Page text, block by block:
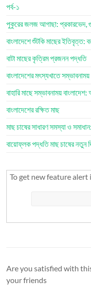
পর্ব-১
পুকুরের জলজ আগাছা:
বাংলাদেশে শুঁটকি মাছের ইতিবৃত্ত:
বাটা মাছের কৃত্রিম প্রজনন পদ্ধতি
বাংলাদেশের মৎস্যখাতে
বাহারি মাছে সম্ভাবনাময়
বাংলাদেশের রক্ষিত মাছ
মাছ চাষের সাধারণ সমস্যা ও
বায়োফ্লক পদ্ধতি মাছ চাষের নতুন
To get new feature
Are you satisfied with
your friends